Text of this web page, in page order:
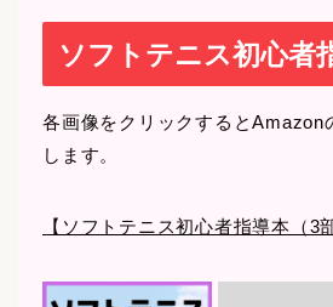
ソフトテニス初心者
各画像をクリックするとAmazon
します。
【ソフトテニス初心者指導本（3